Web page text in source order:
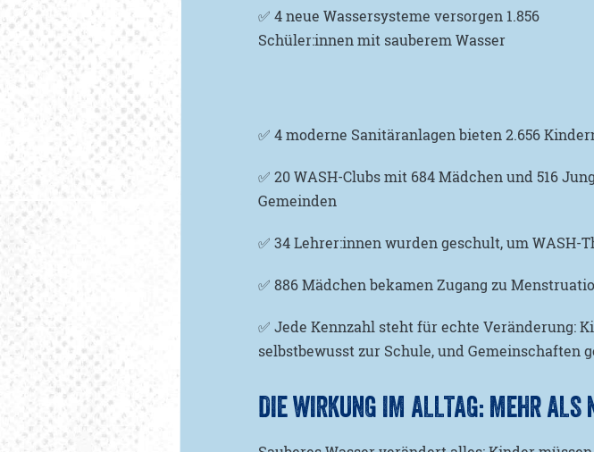
✅ 4 neue Wassersysteme versorgen 1.856
Schüler:innen mit sauberem Wasser
✅ 4 moderne Sanitäranlagen bieten 2.656
✅ 20 WASH-Clubs mit 684 Mädchen und 516
Gemeinden
✅ 34 Lehrer:innen wurden geschult, um
✅ 886 Mädchen bekamen Zugang zu
✅ Jede Kennzahl steht für echte Veränderung:
selbstbewusst zur Schule, und Gemeinschaften
DIE WIRKUNG IM ALLTAG: MEHR ALS